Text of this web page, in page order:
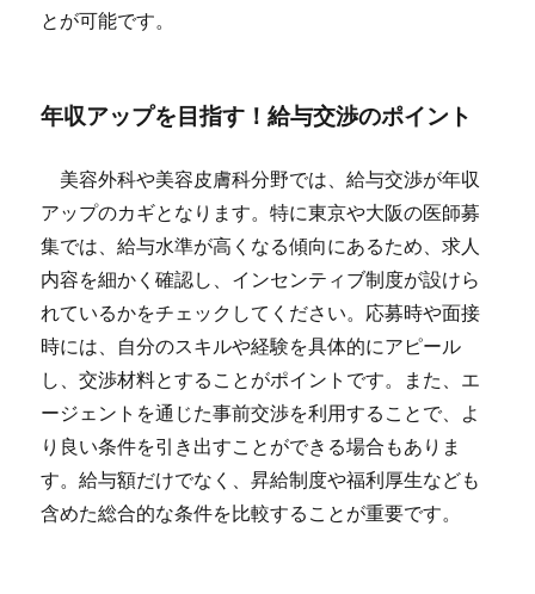
とが可能です。
年収アップを目指す！給与交渉のポイント
美容外科や美容皮膚科分野では、給与交渉が年収
アップのカギとなります。特に東京や大阪の医師募
集では、給与水準が高くなる傾向にあるため、求人
内容を細かく確認し、インセンティブ制度が設けら
れているかをチェックしてください。応募時や面接
時には、自分のスキルや経験を具体的にアピール
し、交渉材料とすることがポイントです。また、エ
ージェントを通じた事前交渉を利用することで、よ
り良い条件を引き出すことができる場合もありま
す。給与額だけでなく、昇給制度や福利厚生なども
含めた総合的な条件を比較することが重要です。